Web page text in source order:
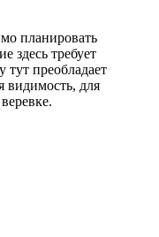
планировать
здесь требует
тут преобладает
видимость, для